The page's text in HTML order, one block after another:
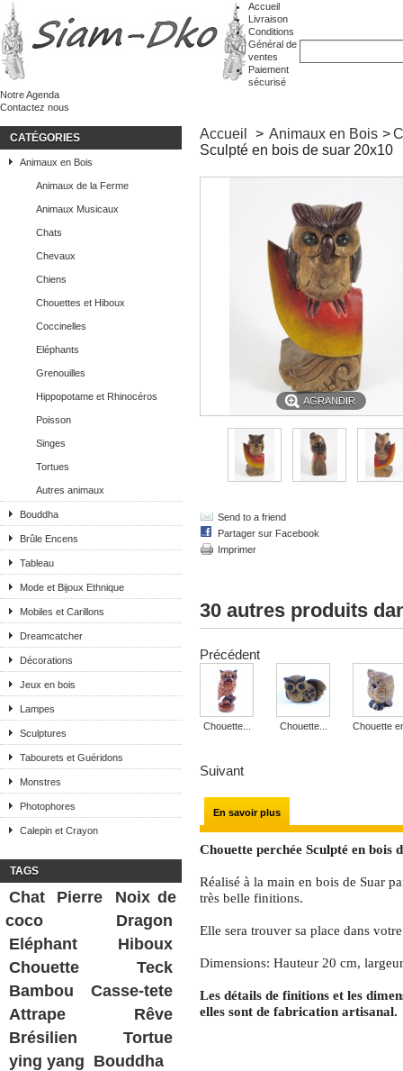
Accueil
Livraison
Conditions
Général de
ventes
Paiement
sécurisé
Notre Agenda
Contactez nous
CATÉGORIES
Animaux en Bois
Animaux de la Ferme
Animaux Musicaux
Chats
Chevaux
Chiens
Chouettes et Hiboux
Coccinelles
Eléphants
Grenouilles
Hippopotame et Rhinocéros
Poisson
Singes
Tortues
Autres animaux
Bouddha
Brûle Encens
Tableau
Mode et Bijoux Ethnique
Mobiles et Carillons
Dreamcatcher
Décorations
Jeux en bois
Lampes
Sculptures
Tabourets et Guéridons
Monstres
Photophores
Calepin et Crayon
TAGS
Chat Pierre
Noix de
coco
Dragon
Eléphant
Hiboux
Chouette
Teck
Bambou
Casse-tete
Attrape Rêve
Brésilien
Tortue
ying yang Bouddha
Accueil > Animaux en Bois >
Sculpté en bois de suar 20x10
AGRANDIR
Send to a friend
Partager sur Facebook
Imprimer
30 autres produits
Précédent
Chouette... Chouette... Chouette
Suivant
En savoir plus
Chouette perchée Sculpté en bois
Réalisé à la main en bois de Suar
très belle finitions.
Elle sera trouver sa place dans
Dimensions: Hauteur 20 cm,
Les détails de finitions et les
elles sont de fabrication artisanal.